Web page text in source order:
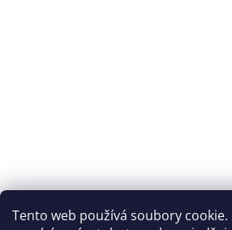
Tento web používá soubory cookie.